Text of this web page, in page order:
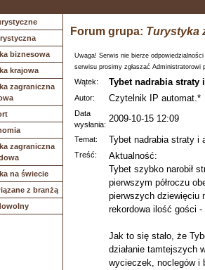
biznesowa
krajowa
zagraniczna
zagraniczna
na świecie
z branżą
Forum grupa: Turystyka
Uwaga! Serwis nie bierze
serwisu prosimy zgłaszać Administratorowi
Wątek: Tybet nadrabia straty
Autor: Czytelnik IP automat.*
Data
wysłania:
2009-10-15 12:09
Temat: Tybet nadrabia straty i
Treść:
Aktualność:
Tybet szybko narobił
pierwszym półroczu
pierwszych dziewięciu
rekordowa ilość gości -
Jak to się stało, że
działanie tamtejszych
wycieczek, noclegów i